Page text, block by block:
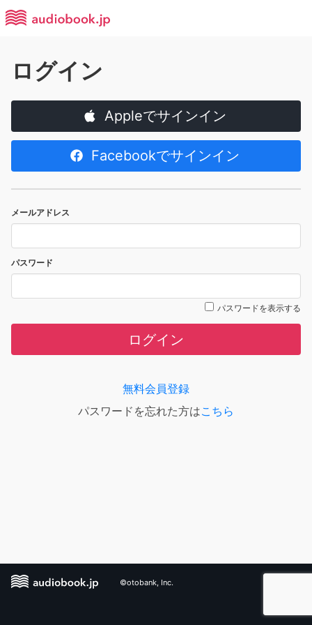
ログイン
Appleでサインイン
Facebookでサインイン
メールアドレス
パスワード
パスワードを表示する
ログイン
無料会員登録
パスワードを忘れた方はこちら
©otobank, Inc.